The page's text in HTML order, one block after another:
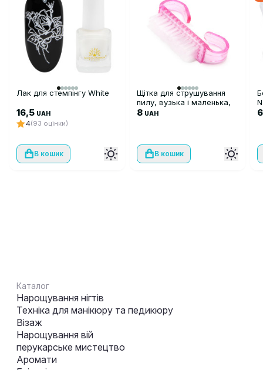
Лак для стемпінгу White
16,5 UAH
4(93 оцінки)
В кошик
Щітка для струшування
пилу, вузька і маленька,
рожева
8 UAH
В кошик
Каталог
Нарощування нігтів
Техніка для манікюру та педикюру
Візаж
Нарощування вій
перукарське мистецтво
Аромати